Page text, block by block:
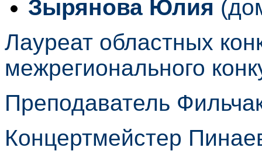
Зырянова Юлия
Лауреат областных
межрегионального
Преподаватель
Концертмейстер